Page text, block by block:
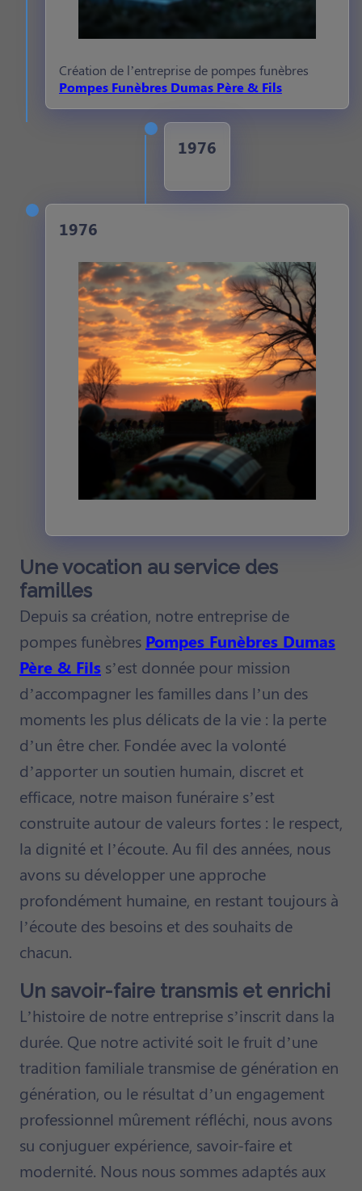
Création de l’entreprise de pompes funèbres
Pompes Funèbres Dumas Père & Fils
1976
1976
Une vocation au service des
familles
Depuis sa création, notre entreprise de
pompes funèbres Pompes Funèbres Dumas
Père & Fils s’est donnée pour mission
d’accompagner les familles dans l’un des
moments les plus délicats de la vie : la perte
d’un être cher. Fondée avec la volonté
d’apporter un soutien humain, discret et
efficace, notre maison funéraire s’est
construite autour de valeurs fortes : le respect,
la dignité et l’écoute. Au fil des années, nous
avons su développer une approche
profondément humaine, en restant toujours à
l’écoute des besoins et des souhaits de
chacun.
Un savoir-faire transmis et enrichi
L’histoire de notre entreprise s’inscrit dans la
durée. Que notre activité soit le fruit d’une
tradition familiale transmise de génération en
génération, ou le résultat d’un engagement
professionnel mûrement réfléchi, nous avons
su conjuguer expérience, savoir-faire et
modernité. Nous nous sommes adaptés aux